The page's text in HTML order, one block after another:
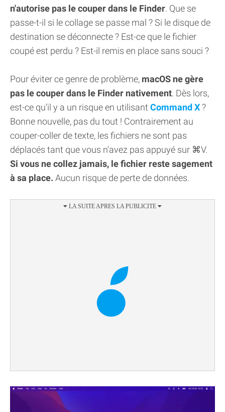
n'autorise pas le couper dans le Finder. Que se
passe-t-il si le collage se passe mal ? Si le disque de
destination se déconnecte ? Est-ce que le fichier
coupé est perdu ? Est-il remis en place sans souci ?
Pour éviter ce genre de problème, macOS ne gère
pas le couper dans le Finder nativement. Dès lors,
est-ce qu’il y a un risque en utilisant Command X?
Bonne nouvelle, pas du tout ! Contrairement au
couper-coller de texte, les fichiers ne sont pas
déplacés tant que vous n'avez pas appuyé sur ⌘V.
Si vous ne collez jamais, le fichier reste sagement
à sa place. Aucun risque de perte de données.